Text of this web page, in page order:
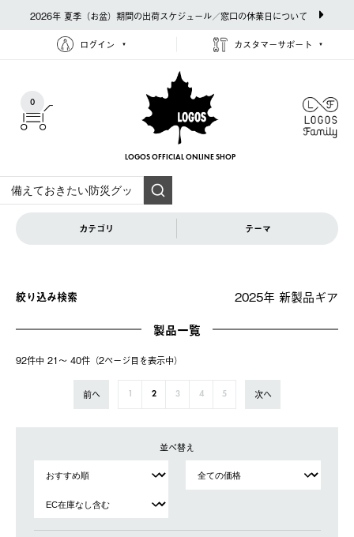
2026年 夏季（お盆）期間の出荷スケジュール／窓口の休業日について
ログイン カスタマーサポート
0
LOGOS OFFICIAL ONLINE SHOP
カテゴリ テーマ
絞り込み検索 2025年 新製品ギア
製品一覧
92件中 21〜 40件（2ページ⽬を表⽰中）
前へ 2 3 4 5 次へ
並べ替え